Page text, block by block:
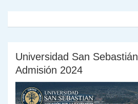
Universidad San Sebastián
Admisión 2024